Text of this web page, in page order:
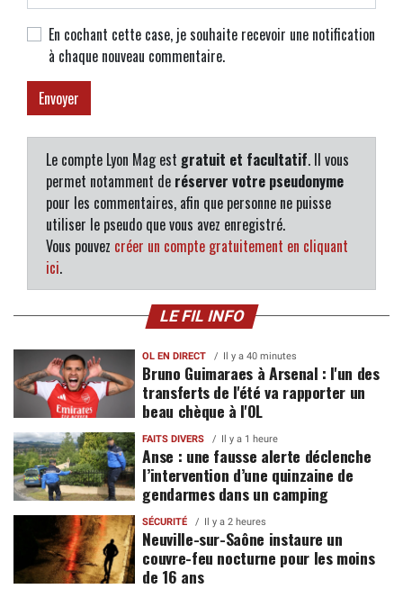
En cochant cette case, je souhaite recevoir une notification
à chaque nouveau commentaire.
Le compte Lyon Mag est gratuit et facultatif. Il vous
permet notamment de réserver votre pseudonyme
pour les commentaires, afin que personne ne puisse
utiliser le pseudo que vous avez enregistré.
Vous pouvez créer un compte gratuitement en cliquant
ici.
LE FIL INFO
OL EN DIRECT Il y a 40 minutes
Bruno Guimaraes à Arsenal : l'un des
transferts de l'été va rapporter un
beau chèque à l'OL
FAITS DIVERS Il y a 1 heure
Anse : une fausse alerte déclenche
l’intervention d’une quinzaine de
gendarmes dans un camping
SÉCURITÉ Il y a 2 heures
Neuville-sur-Saône instaure un
couvre-feu nocturne pour les moins
de 16 ans